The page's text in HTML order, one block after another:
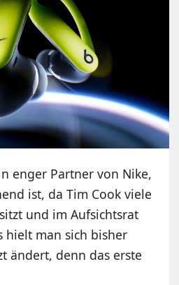
enger Partner von Nike,
ist, da Tim Cook viele
und im Aufsichtsrat
hielt man sich bisher
ändert, denn das erste